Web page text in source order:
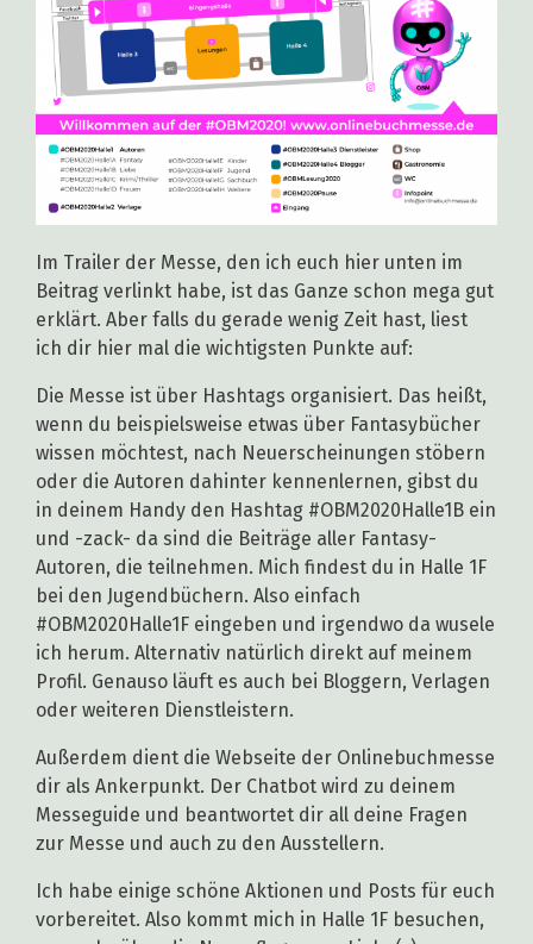
Im Trailer der Messe, den ich euch hier unten im
Beitrag verlinkt habe, ist das Ganze schon mega gut
erklärt. Aber falls du gerade wenig Zeit hast, liest
ich dir hier mal die wichtigsten Punkte auf:
Die Messe ist über Hashtags organisiert. Das heißt,
wenn du beispielsweise etwas über Fantasybücher
wissen möchtest, nach Neuerscheinungen stöbern
oder die Autoren dahinter kennenlernen, gibst du
in deinem Handy den Hashtag #OBM2020Halle1B ein
und -zack- da sind die Beiträge aller Fantasy-
Autoren, die teilnehmen. Mich findest du in Halle 1F
bei den Jugendbüchern. Also einfach
#OBM2020Halle1F eingeben und irgendwo da wusele
ich herum. Alternativ natürlich direkt auf meinem
Profil. Genauso läuft es auch bei Bloggern, Verlagen
oder weiteren Dienstleistern.
Außerdem dient die Webseite der Onlinebuchmesse
dir als Ankerpunkt. Der Chatbot wird zu deinem
Messeguide und beantwortet dir all deine Fragen
zur Messe und auch zu den Ausstellern.
Ich habe einige schöne Aktionen und Posts für euch
vorbereitet. Also kommt mich in Halle 1F besuchen,